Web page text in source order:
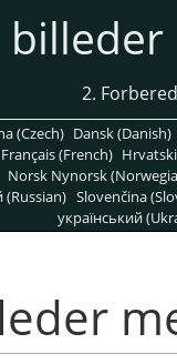
2.
(Czech) Dansk (Danish)
Français (French)
Norsk Nynorsk
(Russian) Slovenčina
український